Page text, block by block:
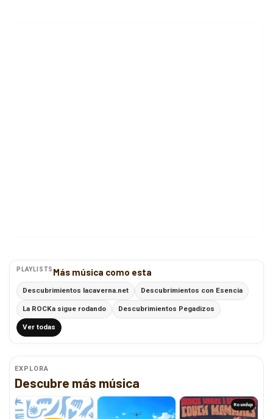
PLAYLISTS Más música como esta
Descubrimientos lacaverna.net Descubrimientos con Esencia
La ROCKa sigue rodando Descubrimientos Pegadizos
Ver todas
EXPLORA
Descubre más música
Roundup